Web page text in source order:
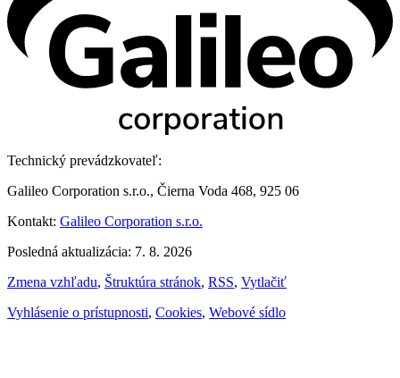
Technický prevádzkovateľ:
Galileo Corporation s.r.o., Čierna Voda 468, 925 06
Kontakt: Galileo Corporation s.r.o.
Posledná aktualizácia: 7. 8. 2026
Zmena vzhľadu, Štruktúra stránok, RSS, Vytlačiť
Vyhlásenie o prístupnosti, Cookies, Webové sídlo